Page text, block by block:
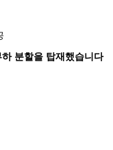
분할을 탑재했습니다